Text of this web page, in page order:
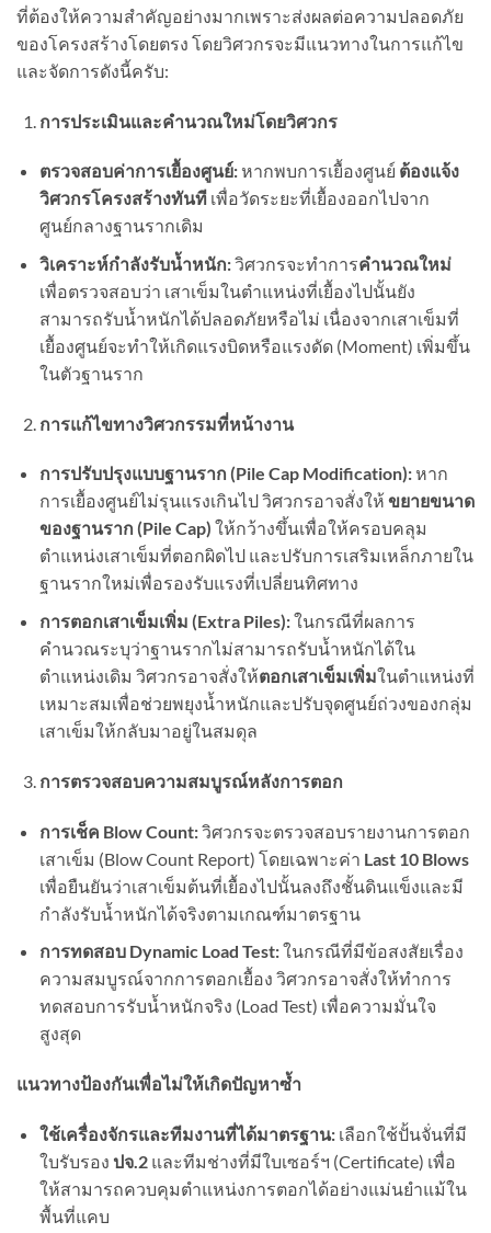
ที่ต้องให้ความสำคัญอย่างมากเพราะส่งผลต่อความปลอดภัย
ของโครงสร้างโดยตรง โดยวิศวกรจะมีแนวทางในการแก้ไข
และจัดการดังนี้ครับ:
การประเมินและคำนวณใหม่โดยวิศวกร
ตรวจสอบค่าการเยื้องศูนย์:หากพบการเยื้องศูนย์ ต้องแจ้ง
วิศวกรโครงสร้างทันทีเพื่อวัดระยะที่เยื้องออกไปจาก
ศูนย์กลางฐานรากเดิม
วิเคราะห์กำลังรับน้ำหนัก:วิศวกรจะทำการคำนวณใหม่
เพื่อตรวจสอบว่า เสาเข็มในตำแหน่งที่เยื้องไปนั้นยัง
สามารถรับน้ำหนักได้ปลอดภัยหรือไม่ เนื่องจากเสาเข็มที่
เยื้องศูนย์จะทำให้เกิดแรงบิดหรือแรงดัด (Moment) เพิ่มขึ้น
ในตัวฐานราก
การแก้ไขทางวิศวกรรมที่หน้างาน
การปรับปรุงแบบฐานราก (Pile Cap Modification):หาก
การเยื้องศูนย์ไม่รุนแรงเกินไป วิศวกรอาจสั่งให้ ขยายขนาด
ของฐานราก (Pile Cap) ให้กว้างขึ้นเพื่อให้ครอบคลุม
ตำแหน่งเสาเข็มที่ตอกผิดไป และปรับการเสริมเหล็กภายใน
ฐานรากใหม่เพื่อรองรับแรงที่เปลี่ยนทิศทาง
การตอกเสาเข็มเพิ่ม (Extra Piles):ในกรณีที่ผลการ
คำนวณระบุว่าฐานรากไม่สามารถรับน้ำหนักได้ใน
ตำแหน่งเดิม วิศวกรอาจสั่งให้ตอกเสาเข็มเพิ่มในตำแหน่งที่
เหมาะสมเพื่อช่วยพยุงน้ำหนักและปรับจุดศูนย์ถ่วงของกลุ่ม
เสาเข็มให้กลับมาอยู่ในสมดุล
การตรวจสอบความสมบูรณ์หลังการตอก
การเช็ค Blow Count:วิศวกรจะตรวจสอบรายงานการตอก
เสาเข็ม (Blow Count Report) โดยเฉพาะค่า Last 10 Blows
เพื่อยืนยันว่าเสาเข็มต้นที่เยื้องไปนั้นลงถึงชั้นดินแข็งและมี
กำลังรับน้ำหนักได้จริงตามเกณฑ์มาตรฐาน
การทดสอบ Dynamic Load Test:ในกรณีที่มีข้อสงสัยเรื่อง
ความสมบูรณ์จากการตอกเยื้อง วิศวกรอาจสั่งให้ทำการ
ทดสอบการรับน้ำหนักจริง (Load Test) เพื่อความมั่นใจ
สูงสุด
แนวทางป้องกันเพื่อไม่ให้เกิดปัญหาซ้ำ
ใช้เครื่องจักรและทีมงานที่ได้มาตรฐาน:เลือกใช้ปั้นจั่นที่มี
ใบรับรอง ปจ.2และทีมช่างที่มีใบเซอร์ฯ (Certificate) เพื่อ
ให้สามารถควบคุมตำแหน่งการตอกได้อย่างแม่นยำแม้ใน
พื้นที่แคบ